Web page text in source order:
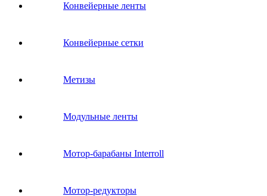
Конвейерные ленты
Конвейерные сетки
Метизы
Модульные ленты
Мотор-барабаны Interroll
Мотор-редукторы